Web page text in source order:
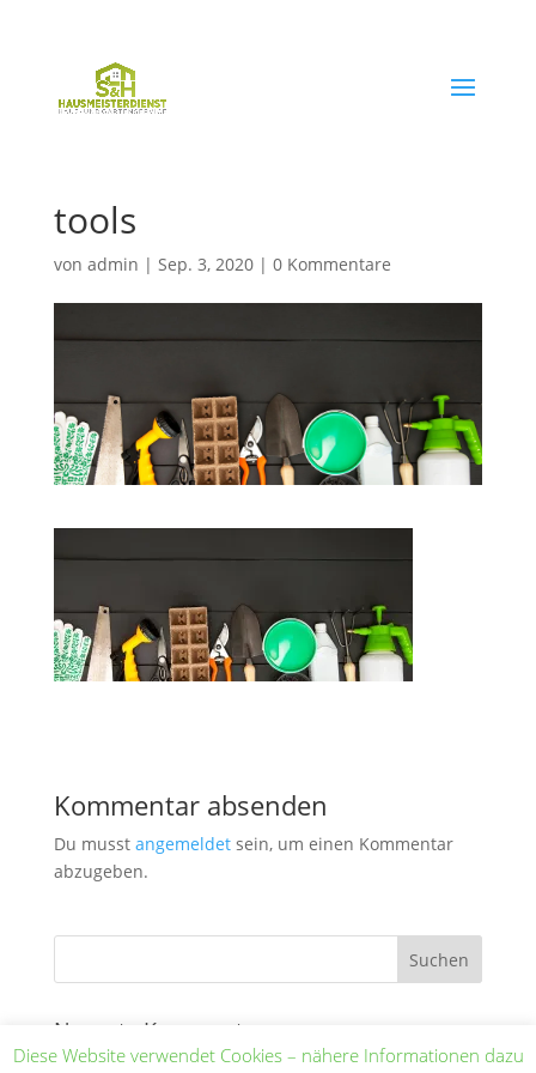
tools
von admin | Sep. 3, 2020| 0 Kommentare
Kommentar absenden
Du musst angemeldetsein, um einen Kommentar
abzugeben.
Neueste Kommentare
Diese Website verwendet Cookies – nähere Informationen dazu